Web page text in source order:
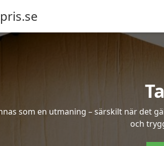
som en utmaning – särskilt när det
och